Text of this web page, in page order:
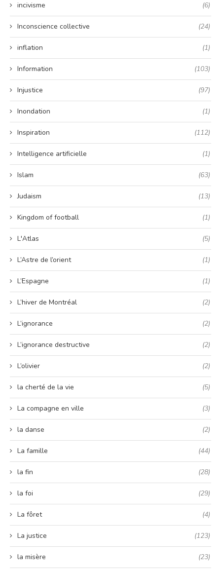
incivisme (6)
Inconscience collective (24)
inflation (1)
Information (103)
Injustice (97)
Inondation (1)
Inspiration (112)
Intelligence artificielle (1)
Islam (63)
Judaism (13)
Kingdom of football (1)
L'Atlas (5)
L’Astre de l’orient (1)
L’Espagne (1)
L’hiver de Montréal (2)
L’ignorance (2)
L’ignorance destructive (2)
L’olivier (2)
la cherté de la vie (5)
La compagne en ville (3)
la danse (2)
La famille (44)
la fin (28)
la foi (29)
La fôret (4)
La justice (123)
la misère (23)